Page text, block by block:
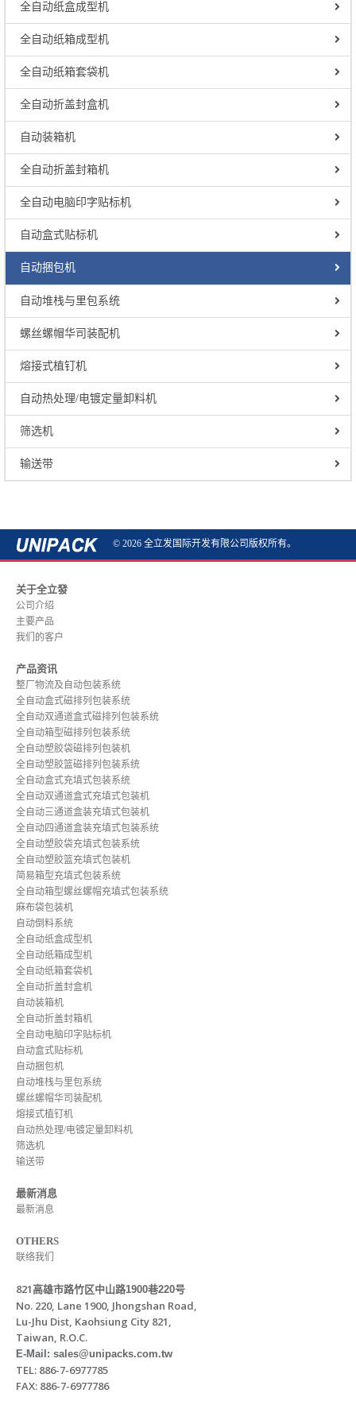
全自动纸盒成型机
全自动纸箱成型机
全自动纸箱套袋机
全自动折盖封盒机
自动装箱机
全自动折盖封箱机
全自动电脑印字贴标机
自动盒式贴标机
自动捆包机
自动堆栈与里包系统
螺丝螺帽华司装配机
熔接式植钉机
自动热处理/电镀定量卸料机
筛选机
输送带
© 2026 全立发国际开发有限公司版权所有。
关于全立發
公司介绍
主要产品
我们的客户
产品资讯
整厂物流及自动包装系统
全自动盒式磁排列包装系统
全自动双通道盒式磁排列包装系统
全自动箱型磁排列包装系统
全自动塑胶袋磁排列包装机
全自动塑胶篮磁排列包装系统
全自动盒式充填式包装系统
全自动双通道盒式充填式包装机
全自动三通道盒装充填式包装机
全自动四通道盒装充填式包装系统
全自动塑胶袋充填式包装系统
全自动塑胶篮充填式包装机
简易箱型充填式包装系统
全自动箱型螺丝螺帽充填式包装系统
麻布袋包装机
自动倒料系统
全自动纸盒成型机
全自动纸箱成型机
全自动纸箱套袋机
全自动折盖封盒机
自动装箱机
全自动折盖封箱机
全自动电脑印字贴标机
自动盒式贴标机
自动捆包机
自动堆栈与里包系统
螺丝螺帽华司装配机
熔接式植钉机
自动热处理/电镀定量卸料机
筛选机
输送带
最新消息
最新消息
OTHERS
联络我们
821高雄市路竹区中山路1900巷220号
No. 220, Lane 1900, Jhongshan Road,
Lu-Jhu Dist, Kaohsiung City 821,
Taiwan, R.O.C.
E-Mail: sales@unipacks.com.tw
TEL: 886-7-6977785
FAX: 886-7-6977786